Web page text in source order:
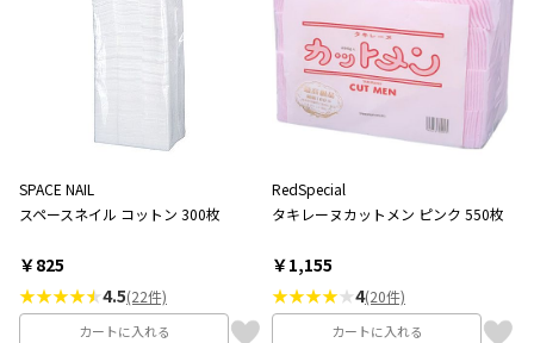
SPACE NAIL
スペースネイル コットン 300枚
￥825
★★★★
4.5(22件)
カートに入れる
RedSpecial
タキレーヌカットメン ピンク 550枚
￥1,155
★★★★★4(20件)
カートに入れる